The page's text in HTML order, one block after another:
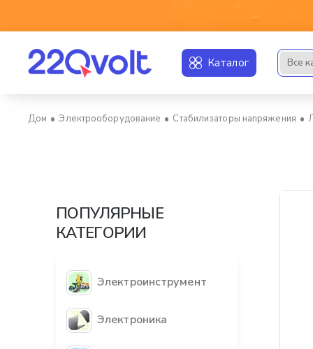
Каталог Все
Электрооборудование Стабилизаторы напряжения
ПОПУЛЯРНЫЕ
КАТЕГОРИИ
Электроинструмент
Электроника